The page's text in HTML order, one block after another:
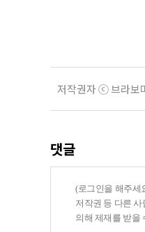
저작권자 ⓒ 브라보
댓글